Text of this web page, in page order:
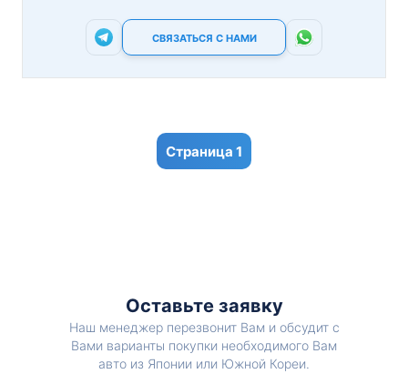
СВЯЗАТЬСЯ С НАМИ
1
Оставьте заявку
Наш менеджер перезвонит Вам и обсудит с
Вами варианты покупки необходимого Вам
авто из Японии или Южной Кореи.